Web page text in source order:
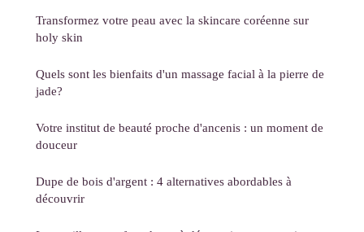
Transformez votre peau avec la skincare coréenne sur
holy skin
Quels sont les bienfaits d'un massage facial à la pierre de
jade?
Votre institut de beauté proche d'ancenis : un moment de
douceur
Dupe de bois d'argent : 4 alternatives abordables à
découvrir